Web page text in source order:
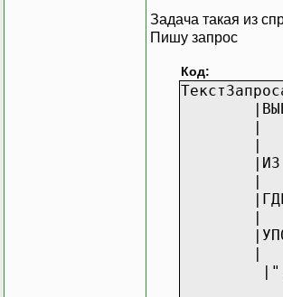
Задача такая из
Пишу запрос
Код:
|
|
|ИЗ
|
|
|